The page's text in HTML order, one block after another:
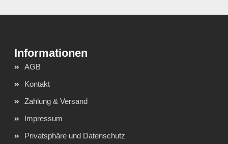
AGB
Kontakt
Zahlung & Versand
Impressum
Privatsphäre und Datenschutz